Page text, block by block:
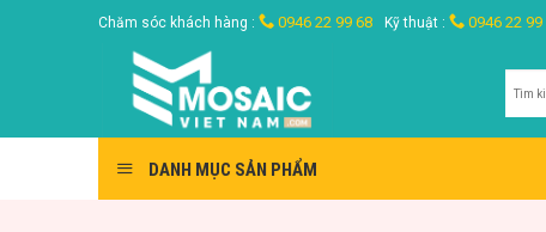
Chăm sóc khách hàng : 0946 22 99 68 Kỹ thuật : 0946 22 99
DANH MỤC SẢN PHẨM